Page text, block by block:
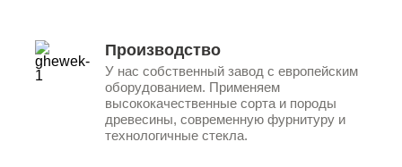
Производство
У нас собственный завод с европейским
оборудованием. Применяем
высококачественные сорта и породы
древесины, современную фурнитуру и
технологичные стекла.